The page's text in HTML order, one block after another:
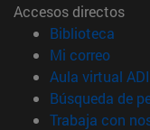
Accesos directos
Biblioteca
Mi correo(abre
Aula virtual ADI
Búsqueda de
Trabaja con